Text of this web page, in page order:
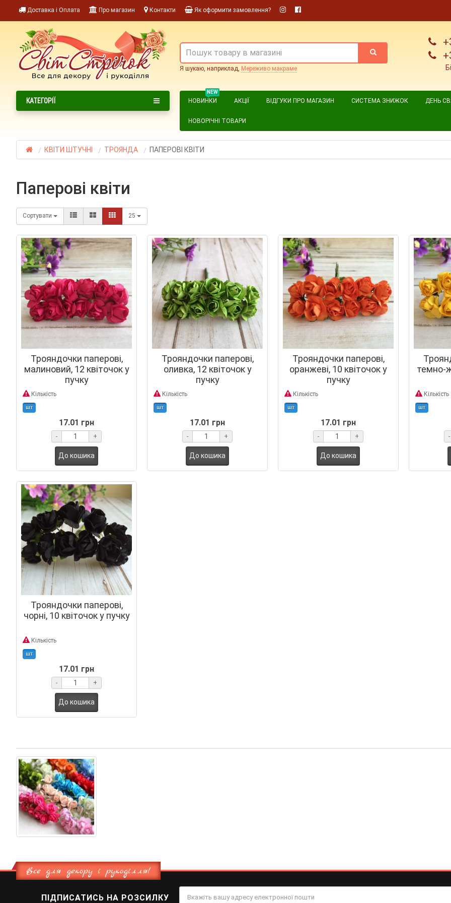
Доставка і Оплата Про магазин Контакти Як оформити замовлення?
Я шукаю, наприклад, Мереживо макраме
NEW
НОВИНКИ АКЦІЇ ВІДГУКИ ПРО МАГАЗИН СИСТЕМА ЗНИЖОК ДЕНЬ
НОВОРІЧНІ ТОВАРИ
КАТЕГОРІЇ
КВІТИ ШТУЧНІ ТРОЯНДА ПАПЕРОВІ КВІТИ
паперові квіти
Сортувати 25
Трояндочки паперові,
малиновий, 12 квіточок у
пучку
Кількість
шт
17.01 грн
- +
До кошика
Трояндочки паперові,
оливка, 12 квіточок у
пучку
Кількість
шт
17.01 грн
- +
До кошика
Трояндочки паперові,
оранжеві, 10 квіточок у
пучку
Кількість
шт
17.01 грн
- +
До кошика
темно-
Кількість
шт
-
Трояндочки паперові,
чорні, 10 квіточок у пучку
Кількість
шт
17.01 грн
- +
До кошика
Все для декору і рукоділля!
ПІДПИСАТИСЬ НА РОЗСИЛКУ